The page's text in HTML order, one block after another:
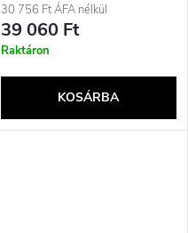
30 756 Ft ÁFA nélkül
39 060 Ft
Raktáron
KOSÁRBA